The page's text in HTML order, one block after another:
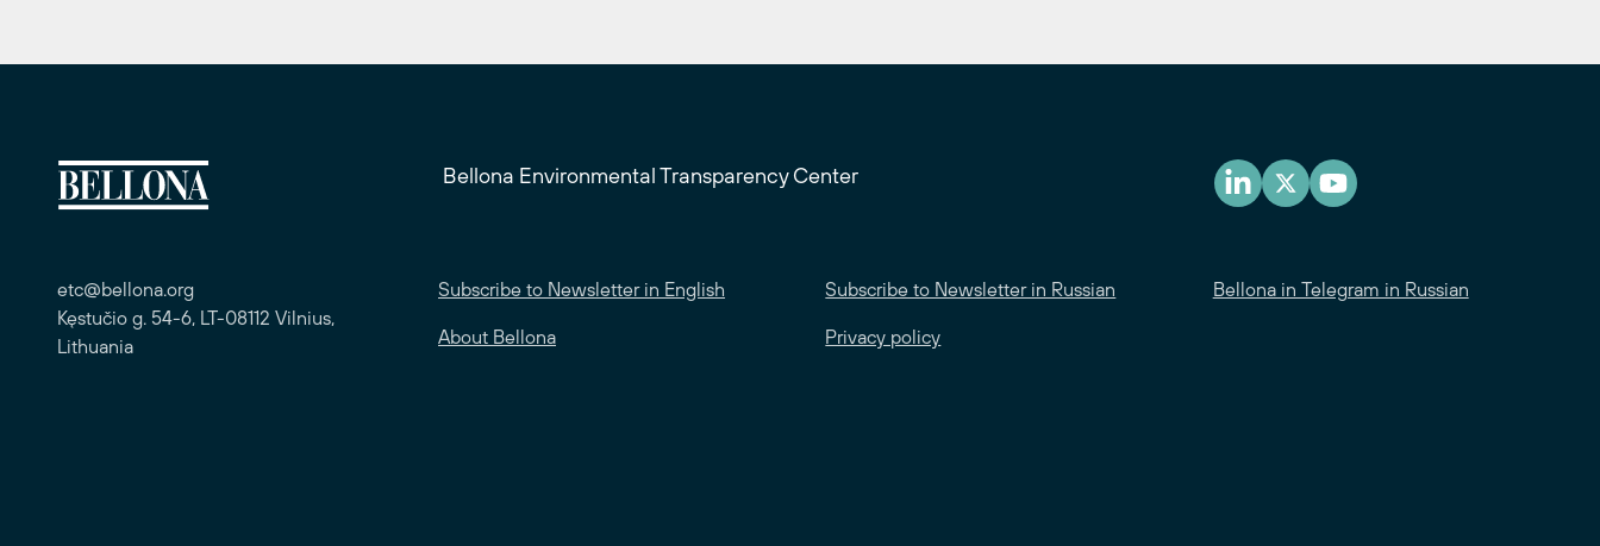
Bellona Environmental Transparency Center
etc@bellona.org
Kęstučio g. 54-6, LT-08112 Vilnius,
Lithuania
Subscribe to Newsletter in English Subscribe to Newsletter in Russian Bellona in Telegram in Russian
About Bellona Privacy policy